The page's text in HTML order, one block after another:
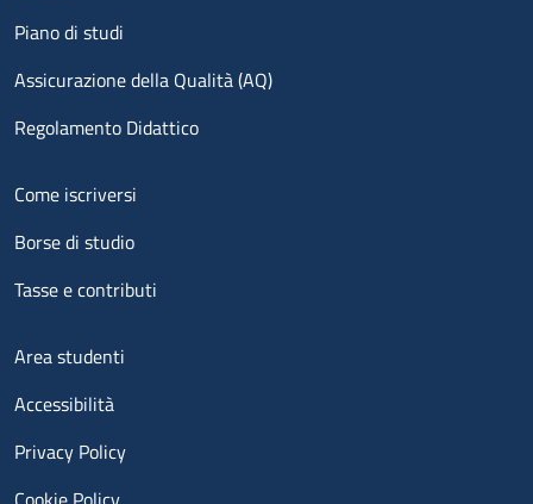
Piano di studi
Assicurazione della Qualità (AQ)
Regolamento Didattico
Menu footer 2
Come iscriversi
Borse di studio
Tasse e contributi
Menu footer 3
Area studenti
Accessibilità
Privacy Policy